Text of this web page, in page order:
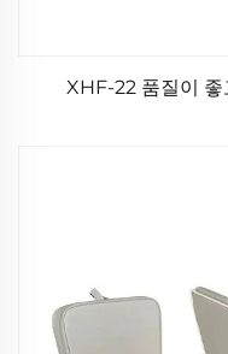
XHF-22 품질이